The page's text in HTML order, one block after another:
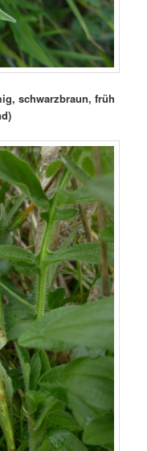
schwarzbraun, früh